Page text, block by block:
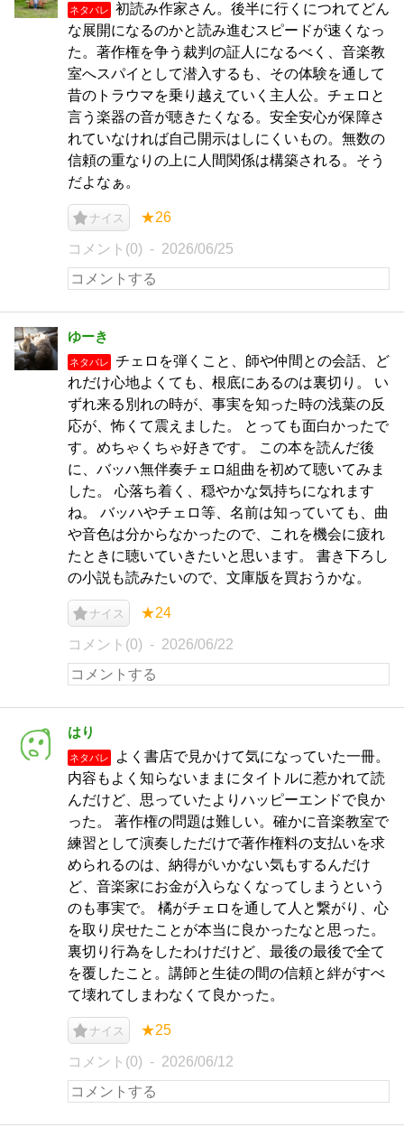
ネタバレ
初読み作家さん。後半に行くにつれてどん
な展開になるのかと読み進むスピードが速くなっ
た。著作権を争う裁判の証人になるべく、音楽教
室へスパイとして潜入するも、その体験を通して
昔のトラウマを乗り越えていく主人公。チェロと
言う楽器の音が聴きたくなる。安全安心が保障さ
れていなければ自己開示はしにくいもの。無数の
信頼の重なりの上に人間関係は構築される。そう
だよなぁ。
ナイス ★26
コメント(0) 2026/06/25
ゆーき
ネタバレ
チェロを弾くこと、師や仲間との会話、ど
れだけ心地よくても、根底にあるのは裏切り。 い
ずれ来る別れの時が、事実を知った時の浅葉の反
応が、怖くて震えました。 とっても面白かったで
す。めちゃくちゃ好きです。 この本を読んだ後
に、バッハ無伴奏チェロ組曲を初めて聴いてみま
した。 心落ち着く、穏やかな気持ちになれます
ね。 バッハやチェロ等、名前は知っていても、曲
や音色は分からなかったので、これを機会に疲れ
たときに聴いていきたいと思います。 書き下ろし
の小説も読みたいので、文庫版を買おうかな。
ナイス ★24
コメント(0) 2026/06/22
はり
ネタバレ
よく書店で見かけて気になっていた一冊。
内容もよく知らないままにタイトルに惹かれて読
んだけど、思っていたよりハッピーエンドで良か
った。 著作権の問題は難しい。確かに音楽教室で
練習として演奏しただけで著作権料の支払いを求
められるのは、納得がいかない気もするんだけ
ど、音楽家にお金が入らなくなってしまうという
のも事実で。 橘がチェロを通して人と繋がり、心
を取り戻せたことが本当に良かったなと思った。
裏切り行為をしたわけだけど、最後の最後で全て
を覆したこと。講師と生徒の間の信頼と絆がすべ
て壊れてしまわなくて良かった。
ナイス ★25
コメント(0) 2026/06/12